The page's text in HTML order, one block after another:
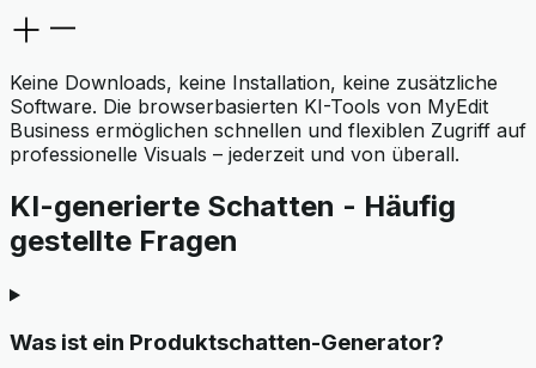
Keine Downloads, keine Installation, keine zusätzliche
Software. Die browserbasierten KI-Tools von MyEdit
Business ermöglichen schnellen und flexiblen Zugriff auf
professionelle Visuals – jederzeit und von überall.
KI-generierte Schatten - Häufig
gestellte Fragen
Was ist ein Produktschatten-Generator?